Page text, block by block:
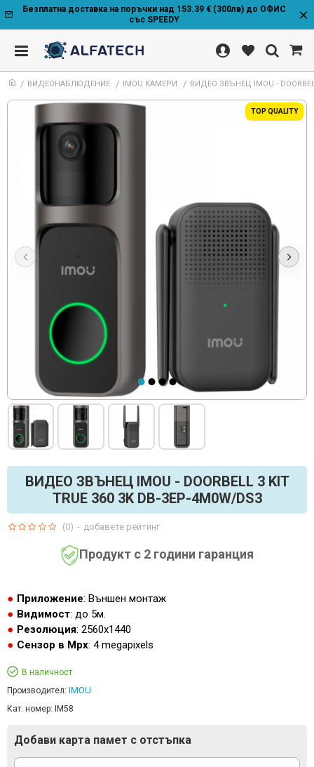
Безплатна доставка на поръчки над 153.39 € (300лв) до ОФИС
със SPEEDY
ВИДЕОНАБЛЮДЕНИЕ IMOU КАМЕРИ ВИДЕО ЗВЪНЕЦ IMOU -
TOP QUALITY
ВИДЕО ЗВЪНЕЦ IMOU - DOORBELL 3 KIT
TRUE 360 3K DB-3EP-4M0W/DS3
Продукт с 2 години гаранция
Приложение: Външен монтаж
Видимост: до 5м.
Резолюция: 2560x1440
Сензор в Mpx: 4 megapixels
В наличност
Производител: IMOU
Кат. номер: IM58
(0) - добавете рейтинг
Добави карта памет с отстъпка